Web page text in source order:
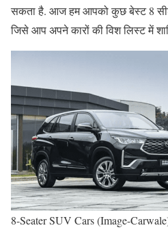
सकता है. आज हम आपको कुछ बेस्ट 8
जिसे आप अपने कारों की विश लिस्ट में
8-Seater SUV Cars (Image-